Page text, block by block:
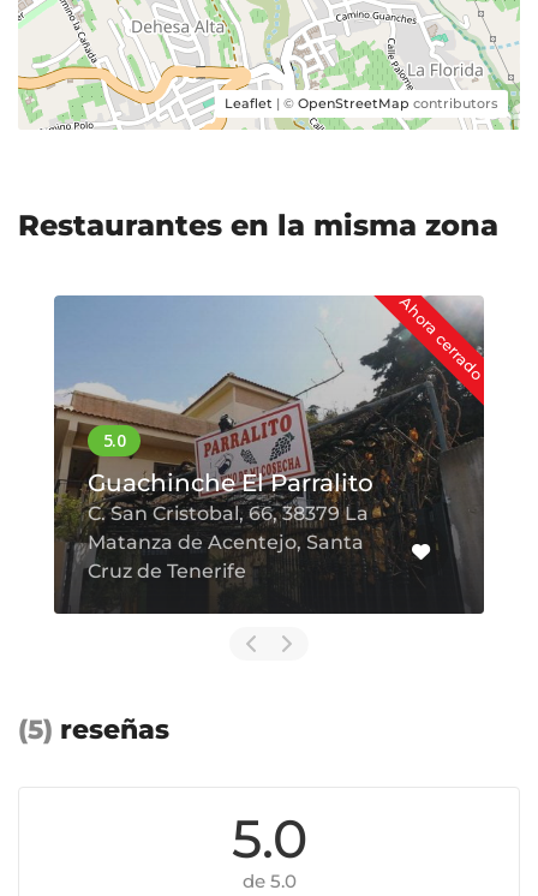
Leaflet | © OpenStreetMap contributors
Restaurantes en la misma zona
Guachinche Casa
Suárez
(5) reseñas
5.0
de 5.0